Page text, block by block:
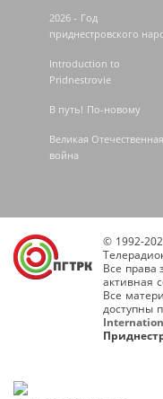
2026 - Год
приднестровского
Introduction to
Pridnestrovie
В путь! По-новому
Великая Отечественная
война
© 1992-
Все
активная
Все
доступны